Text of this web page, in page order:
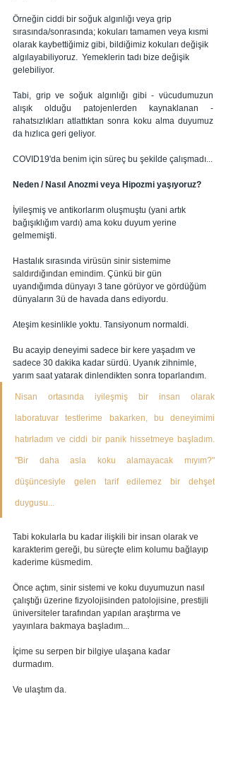
Örneğin ciddi bir soğuk algınlığı veya grip
sırasında/sonrasında; kokuları tamamen veya kısmi
olarak kaybettiğimiz gibi, bildiğimiz kokuları değişik
algılayabiliyoruz.  Yemeklerin tadı bize değişik
gelebiliyor.
Tabi, grip ve soğuk algınlığı gibi - vücudumuzun
alışık olduğu patojenlerden kaynaklanan -
rahatsızlıkları atlattıktan sonra koku alma duyumuz
da hızlıca geri geliyor.
COVID19'da benim için süreç bu şekilde çalışmadı...
Neden / Nasıl Anozmi veya Hipozmi yaşıyoruz?
İyileşmiş ve antikorlarım oluşmuştu (yani artık
bağışıklığım vardı) ama koku duyum yerine
gelmemişti.
Hastalık sırasında virüsün sinir sistemime
saldırdığından emindim. Çünkü bir gün
uyandığımda dünyayı 3 tane görüyor ve gördüğüm
dünyaların 3ü de havada dans ediyordu.
Ateşim kesinlikle yoktu. Tansiyonum normaldi.
Bu acayip deneyimi sadece bir kere yaşadım ve
sadece 30 dakika kadar sürdü. Uyanık zihnimle,
yarım saat yatarak dinlendikten sonra toparlandım.
Nisan ortasında iyileşmiş bir insan olarak
laboratuvar testlerime bakarken, bu deneyimimi
hatırladım ve ciddi bir panik hissetmeye başladım.
"Bir daha asla koku alamayacak mıyım?"
düşüncesiyle gelen tarif edilemez bir dehşet
duygusu...
Tabi kokularla bu kadar ilişkili bir insan olarak ve
karakterim gereği, bu süreçte elim kolumu bağlayıp
kaderime küsmedim.
Önce açtım, sinir sistemi ve koku duyumuzun nasıl
çalıştığı üzerine fizyolojisinden patolojisine, prestijli
üniversiteler tarafından yapılan araştırma ve
yayınlara bakmaya başladım...
İçime su serpen bir bilgiye ulaşana kadar
durmadım.
Ve ulaştım da.